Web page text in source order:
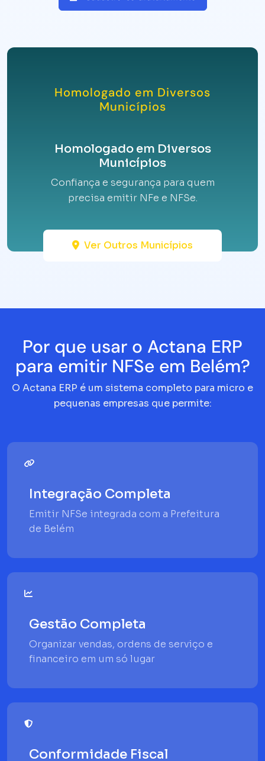
Homologado em Diversos
Municípios
Homologado em Diversos
Municípios
Confiança e segurança para quem
precisa emitir NFe e NFSe.
Ver Outros Municípios
Por que usar o Actana ERP
para emitir NFSe em Belém?
O Actana ERP é um sistema completo para micro e
pequenas empresas que permite:
Integração Completa
Emitir NFSe integrada com a Prefeitura
de Belém
Gestão Completa
Organizar vendas, ordens de serviço e
financeiro em um só lugar
Conformidade Fiscal